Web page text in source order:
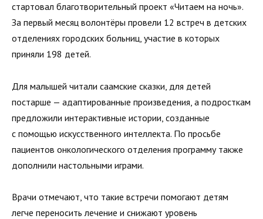
стартовал благотворительный проект «Читаем на ночь».
За первый месяц волонтёры провели 12 встреч в детских
отделениях городских больниц, участие в которых
приняли 198 детей.
Для малышей читали саамские сказки, для детей
постарше — адаптированные произведения, а подросткам
предложили интерактивные истории, созданные
с помощью искусственного интеллекта. По просьбе
пациентов онкологического отделения программу также
дополнили настольными играми.
Врачи отмечают, что такие встречи помогают детям
легче переносить лечение и снижают уровень